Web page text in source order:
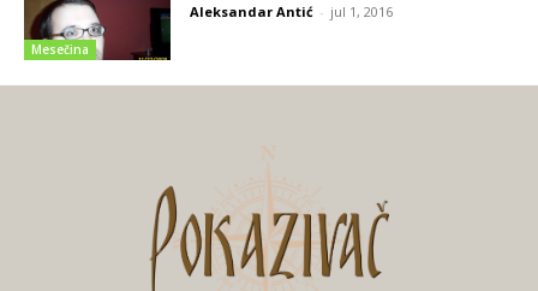
Mesečina
Aleksandar Antić - jul 1, 2016